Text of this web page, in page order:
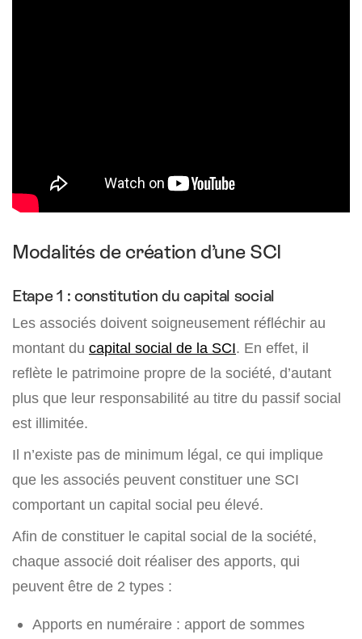
Modalités de création d’une SCI
Etape 1 : constitution du capital social
Les associés doivent soigneusement réfléchir au
montant du capital social de la SCI. En effet, il
reflète le patrimoine propre de la société, d’autant
plus que leur responsabilité au titre du passif social
est illimitée.
Il n’existe pas de minimum légal, ce qui implique
que les associés peuvent constituer une SCI
comportant un capital social peu élevé.
Afin de constituer le capital social de la société,
chaque associé doit réaliser des apports, qui
peuvent être de 2 types :
Apports en numéraire : apport de sommes